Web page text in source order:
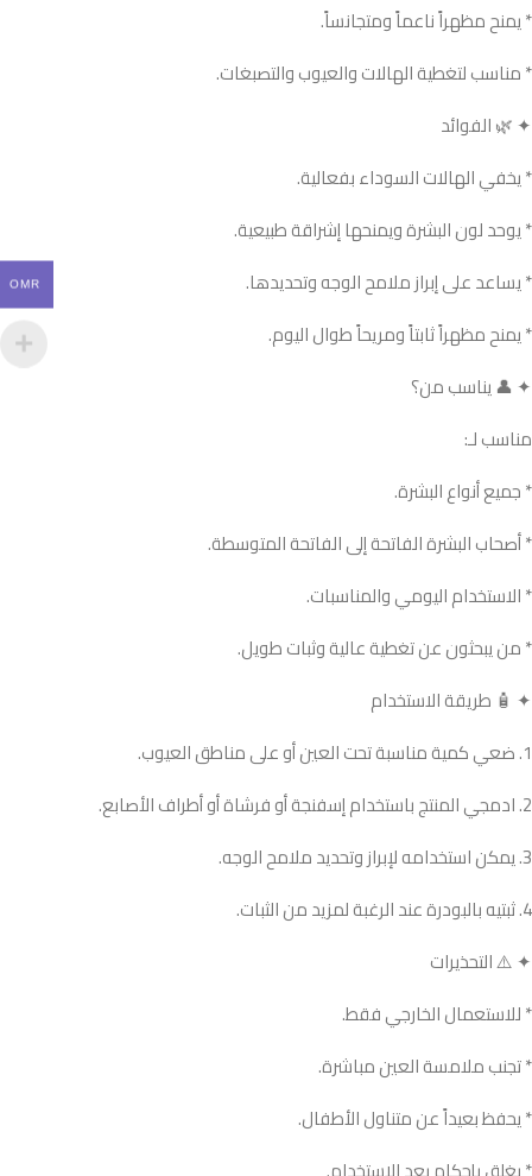
* يمنح مظهراً ناعماً ومتجانساً.
* مناسب لتغطية الهالات والعيوب والتصبغات.
✦ 🌿 الفوائد
* يخفي الهالات السوداء بفعالية.
* يوحد لون البشرة ويمنحها إشراقة طبيعية.
* يساعد على إبراز ملامح الوجه وتحديدها.
* يمنح مظهراً ثابتاً ومريحاً طوال اليوم.
✦ 👤 يناسب من؟
مناسب لـ:
* جميع أنواع البشرة.
* أصحاب البشرة الفاتحة إلى الفاتحة المتوسطة.
* الاستخدام اليومي والمناسبات.
* من يبحثون عن تغطية عالية وثبات طويل.
✦ 🧴 طريقة الاستخدام
1. ضعي كمية مناسبة تحت العين أو على مناطق العيوب.
2. ادمجي المنتج باستخدام إسفنجة أو فرشاة أو أطراف الأصابع.
3. يمكن استخدامه لإبراز وتحديد ملامح الوجه.
4. ثبتيه بالبودرة عند الرغبة لمزيد من الثبات.
✦ ⚠️ التحذيرات
* للاستعمال الخارجي فقط.
* تجنب ملامسة العين مباشرة.
* يحفظ بعيداً عن متناول الأطفال.
OMR